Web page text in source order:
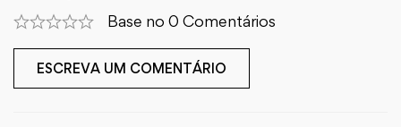
Base no 0 Comentários
ESCREVA UM COMENTÁRIO